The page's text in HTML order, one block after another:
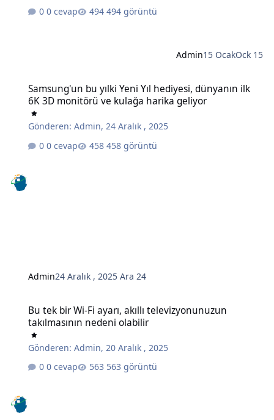
0 cevap 494 görüntü
Admin15 OcakOck 15
Samsung'un bu yılki Yeni Yıl hediyesi, dünyanın ilk
6K 3D monitörü ve kulağa harika geliyor
Gönderen:Admin,24 Aralık , 2025
0 cevap
458 görüntü
Admin24 Aralık , 2025Ara 24
Bu tek bir Wi-Fi ayarı, akıllı televizyonunuzun
takılmasının nedeni olabilir
Gönderen:Admin,20 Aralık , 2025
0 cevap
563 görüntü